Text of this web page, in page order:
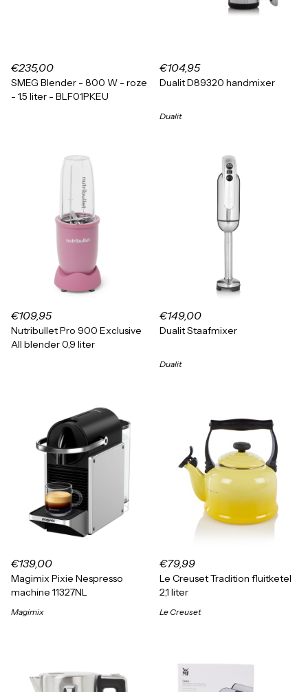
€235,00
SMEG Blender - 800 W - roze
- 1.5 liter - BLF01PKEU
€104,95
Dualit D89320 handmixer
Dualit
€109,95
Nutribullet Pro 900 Exclusive
All blender 0,9 liter
€149,00
Dualit Staafmixer
Dualit
€139,00
Magimix Pixie Nespresso
machine 11327NL
Magimix
€79,99
Le Creuset Tradition fluitketel
2,1 liter
Le Creuset